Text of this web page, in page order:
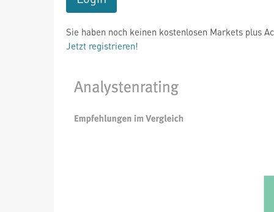
Sie haben noch keinen kostenlosen Markets plus
Jetzt registrieren!